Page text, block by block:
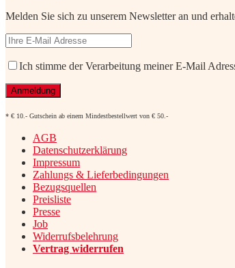
Melden Sie sich zu unserem Newsletter an und
Ich stimme der Verarbeitung meiner E-Mail
* € 10.- Gutschein ab einem Mindestbestellwert von € 50.-
AGB
Datenschutzerklärung
Impressum
Zahlungs & Lieferbedingungen
Bezugsquellen
Preisliste
Presse
Job
Widerrufsbelehrung
Vertrag widerrufen